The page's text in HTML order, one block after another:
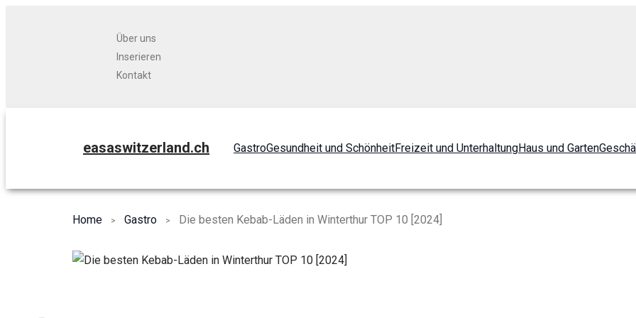
Über uns
Inserieren
Kontakt
easaswitzerland.ch GastroGesundheit und SchönheitFreizeit und UnterhaltungHaus und Garten
Home Gastro Die besten Kebab-Läden in Winterthur TOP 10 [2024]